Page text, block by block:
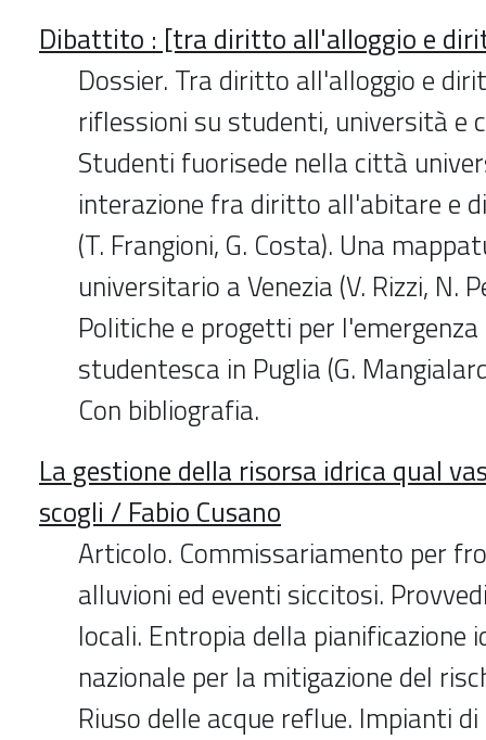
Dibattito : [tra diritto all'alloggio e
Dossier. Tra diritto all'alloggio e
riflessioni su studenti, università e
Studenti fuorisede nella città
interazione fra diritto all'abitare e
(T. Frangioni, G. Costa). Una
universitario a Venezia (V. Rizzi, N.
Politiche e progetti per
studentesca in Puglia (G.
Con bibliografia.
La gestione della risorsa idrica qual
scogli / Fabio Cusano
Articolo. Commissariamento per
alluvioni ed eventi siccitosi.
locali. Entropia della pianificazione
nazionale per la mitigazione del
Riuso delle acque reflue. Impianti